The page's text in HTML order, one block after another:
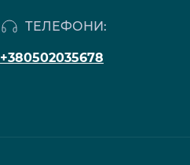
ТЕЛЕФОНИ:
+380502035678